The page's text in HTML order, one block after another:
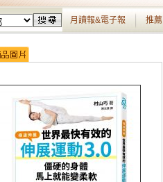
月讀報&電子報 推